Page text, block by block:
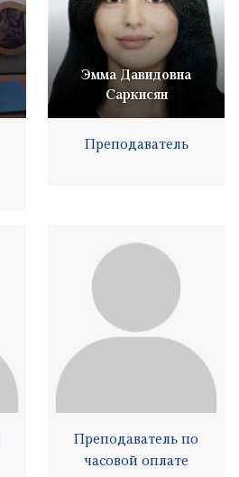
Эмма Давидовна
Саркисян
Преподаватель
Преподаватель по
часовой оплате